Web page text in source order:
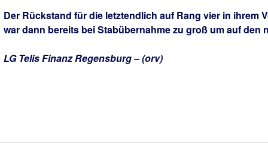
Der Rückstand für die letztendlich auf Rang vier in ihrem
war dann bereits bei Stabübernahme zu groß um auf den
LG Telis Finanz Regensburg – (orv)